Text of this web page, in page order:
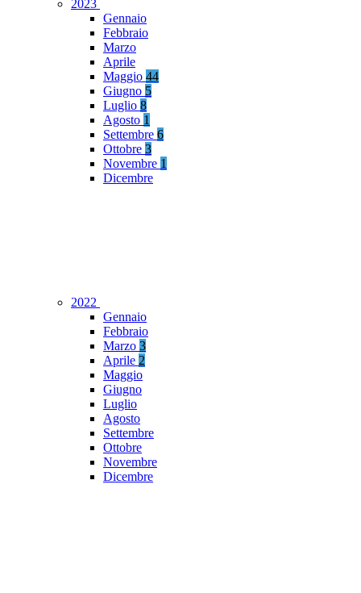
2023
Gennaio
Febbraio
Marzo
Aprile
Maggio 44
Giugno 5
Luglio 8
Agosto 1
Settembre 6
Ottobre 3
Novembre 1
Dicembre
2022
Gennaio
Febbraio
Marzo 3
Aprile 2
Maggio
Giugno
Luglio
Agosto
Settembre
Ottobre
Novembre
Dicembre